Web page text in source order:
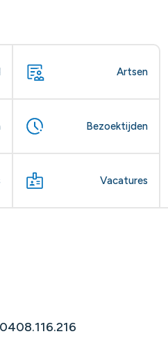
Artsen
Bezoektijden
Vacatures